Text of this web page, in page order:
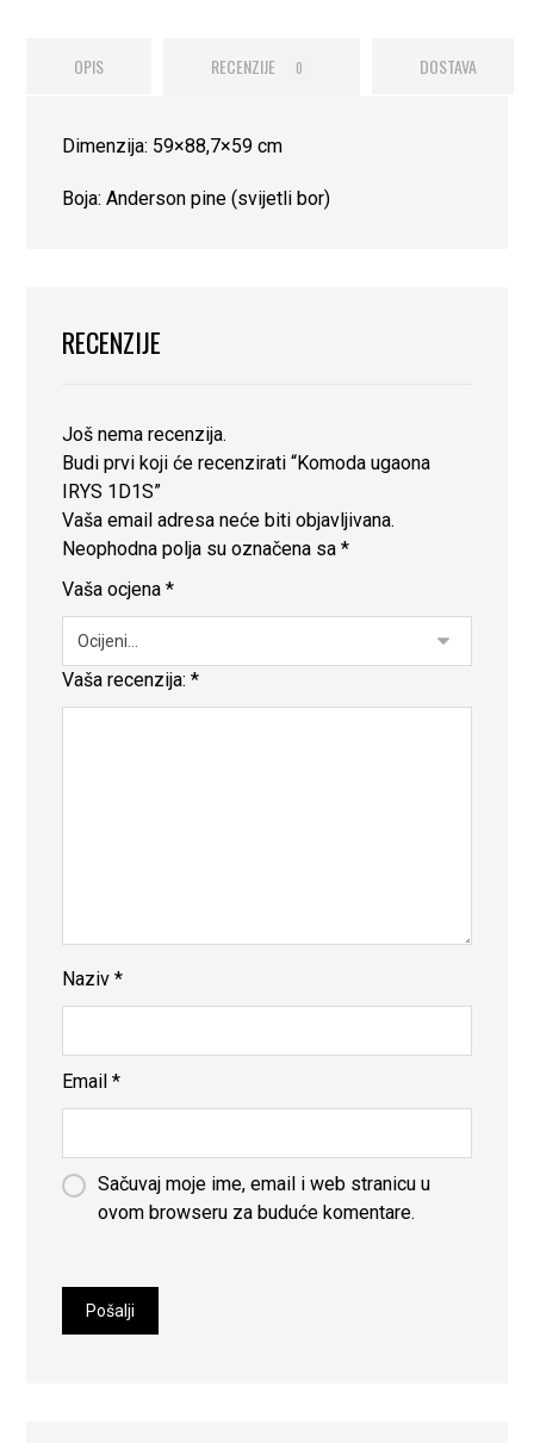
OPIS RECENZIJE 0 DOSTAVA
Dimenzija: 59×88,7×59 cm
Boja: Anderson pine (svijetli bor)
RECENZIJE
Još nema recenzija.
Budi prvi koji će recenzirati “Komoda ugaona
IRYS 1D1S”
Vaša email adresa neće biti objavljivana.
Neophodna polja su označena sa*
Vaša ocjena*
Vaša recenzija:*
Naziv*
Email*
Sačuvaj moje ime, email i web stranicu u
ovom browseru za buduće komentare.